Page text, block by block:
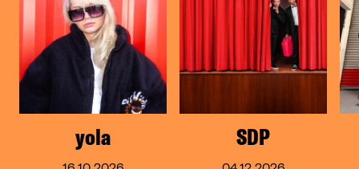
yola SDP